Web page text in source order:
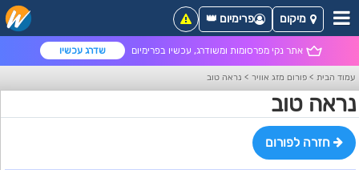
אתר נקי מפרסומות ומשודרג, עכשיו בפרימיום שדרג עכשיו
מיקום פרימיום 👑
עמוד הבית > פורום מזג אוויר > נראה טוב
נראה טוב
חזרה לפורום